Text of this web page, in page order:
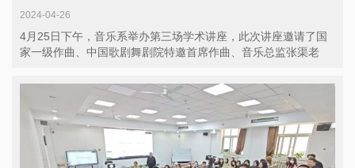
2024-04-26
4月25日下午，音乐系举办第三场学术讲座，此次讲座邀请了国
家一级作曲、中国歌剧舞剧院特邀首席作曲、音乐总监张渠老